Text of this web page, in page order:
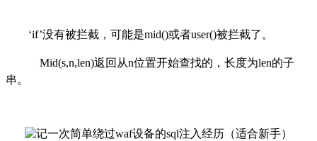
‘if’没有被拦截，可能是mid()或者user()被拦截了。
Mid(s,n,len)返回从n位置开始查找的，长度为len的子
串。